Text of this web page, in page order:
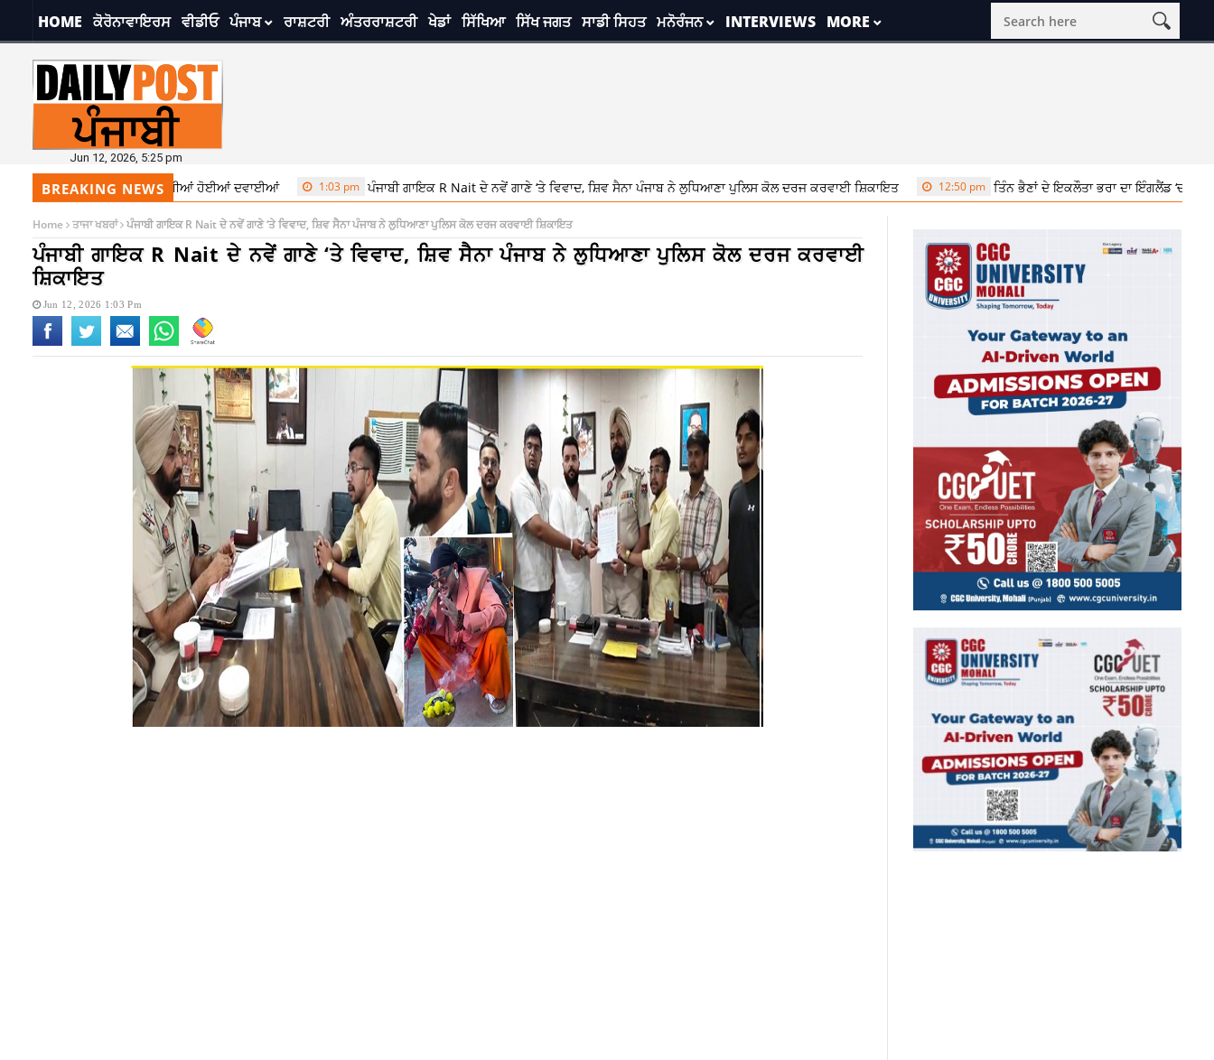
HOME ਕੋਰੋਨਾਵਾਇਰਸ ਵੀਡੀਓ ਪੰਜਾਬ ਰਾਸ਼ਟਰੀ ਅੰਤਰਰਾਸ਼ਟਰੀ ਖੇਡਾਂ ਸਿੱਖਿਆ ਸਿੱਖ ਜਗਤ ਸਾਡੀ ਸਿਹਤ ਮਨੋਰੰਜਨ INTERVIEWS MORE
Jun 12, 2026, 5:25 pm
BREAKING NEWS
ਝਟਕਾ! ਦੇਸ਼ ‘ਚ ਮਹਿੰਗੀਆਂ ਹੋਈਆਂ ਦਵਾਈਆਂ 1:03 pm ਪੰਜਾਬੀ ਗਾਇਕ R Nait ਦੇ ਨਵੇਂ ਗਾਣੇ ‘ਤੇ ਵਿਵਾਦ, ਸ਼ਿਵ ਸੈਨਾ ਪੰਜਾਬ ਨੇ ਲੁਧਿਆਣਾ ਪੁਲਿਸ ਕੋਲ ਦਰਜ ਕਰਵਾਈ ਸ਼ਿਕਾਇਤ 12:50 pm ਤਿੰਨ ਭੈਣਾਂ ਦੇ ਇਕਲੌਤਾ ਭਰਾ ਦਾ ਇੰਗਲੈਂਡ ‘ਚ ਬੇਰਹਿਮੀ ਨਾਲ
Home ਤਾਜਾ ਖਬਰਾਂ ਪੰਜਾਬੀ ਗਾਇਕ R Nait ਦੇ ਨਵੇਂ ਗਾਣੇ ‘ਤੇ ਵਿਵਾਦ, ਸ਼ਿਵ ਸੈਨਾ ਪੰਜਾਬ ਨੇ ਲੁਧਿਆਣਾ ਪੁਲਿਸ ਕੋਲ ਦਰਜ ਕਰਵਾਈ ਸ਼ਿਕਾਇਤ
ਪੰਜਾਬੀ ਗਾਇਕ R Nait ਦੇ ਨਵੇਂ ਗਾਣੇ ‘ਤੇ ਵਿਵਾਦ, ਸ਼ਿਵ ਸੈਨਾ ਪੰਜਾਬ ਨੇ ਲੁਧਿਆਣਾ ਪੁਲਿਸ ਕੋਲ ਦਰਜ ਕਰਵਾਈ
ਸ਼ਿਕਾਇਤ
Jun 12, 2026 1:03 Pm